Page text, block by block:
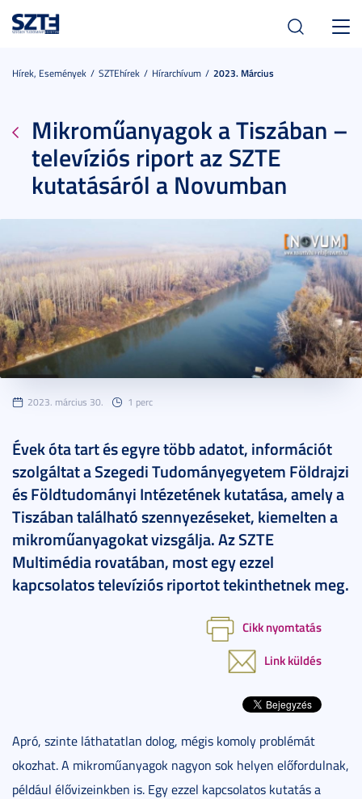
Hírek, Események SZTEhírek Hírarchívum 2023. Március
Mikroműanyagok a Tiszában –
televíziós riport az SZTE
kutatásáról a Novumban
2023. március 30. 1 perc
Évek óta tart és egyre több adatot, információt
szolgáltat a Szegedi Tudományegyetem Földrajzi
és Földtudományi Intézetének kutatása, amely a
Tiszában található szennyezéseket, kiemelten a
mikroműanyagokat vizsgálja. Az SZTE
Multimédia rovatában, most egy ezzel
kapcsolatos televíziós riportot tekinthetnek meg.
Cikk nyomtatás
Link küldés
Apró, szinte láthatatlan dolog, mégis komoly problémát
okozhat. A mikroműanyagok nagyon sok helyen előfordulnak,
például élővizeinkben is. Egy ezzel kapcsolatos kutatás a